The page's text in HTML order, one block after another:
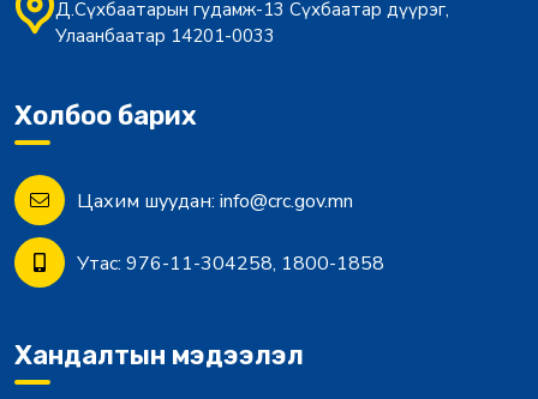
Д.Сүхбаатарын гудамж-13 Сүхбаатар дүүрэг,
Улаанбаатар 14201-0033
Холбоо барих
Цахим шуудан: info@crc.gov.mn
Утас: 976-11-304258, 1800-1858
Хандалтын мэдээлэл